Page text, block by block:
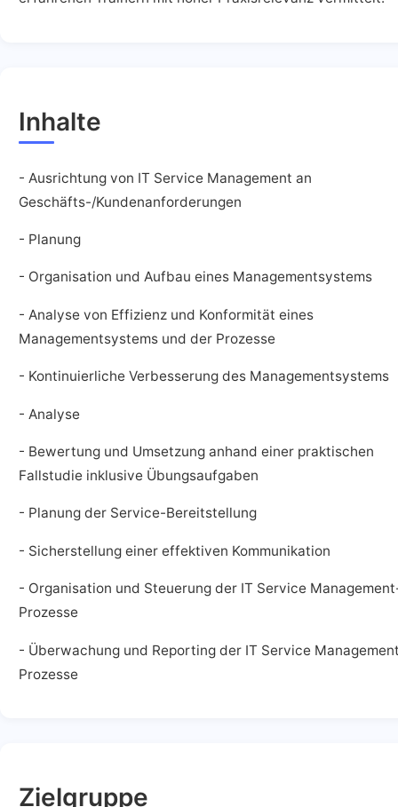
Inhalte
- Ausrichtung von IT Service Management an
Geschäfts-/Kundenanforderungen
- Planung
- Organisation und Aufbau eines Managementsystems
- Analyse von Effizienz und Konformität eines
Managementsystems und der Prozesse
- Kontinuierliche Verbesserung des Managementsystems
- Analyse
- Bewertung und Umsetzung anhand einer praktischen
Fallstudie inklusive Übungsaufgaben
- Planung der Service-Bereitstellung
- Sicherstellung einer effektiven Kommunikation
- Organisation und Steuerung der IT Service
Prozesse
- Überwachung und Reporting der IT Service
Prozesse
Zielgruppe